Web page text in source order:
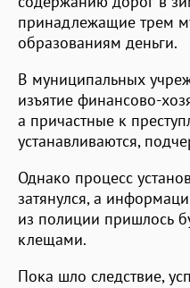
принадлежащие трем
образованиям деньги.
В муниципальных
изъятие финансово-
а причастные к
устанавливаются,
Однако процесс
затянулся, а
из полиции пришлось
клещами.
Пока шло следствие,